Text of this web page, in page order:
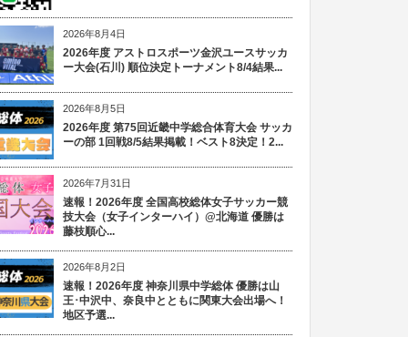
2026年8月4日
2026年度 アストロスポーツ金沢ユースサッカ
ー大会(石川) 順位決定トーナメント8/4結果...
2026年8月5日
2026年度 第75回近畿中学総合体育大会 サッカ
ーの部 1回戦8/5結果掲載！ベスト8決定！2...
2026年7月31日
速報！2026年度 全国高校総体女子サッカー競
技大会（女子インターハイ）@北海道 優勝は
藤枝順心...
2026年8月2日
速報！2026年度 神奈川県中学総体 優勝は山
王･中沢中、奈良中とともに関東大会出場へ！
地区予選...